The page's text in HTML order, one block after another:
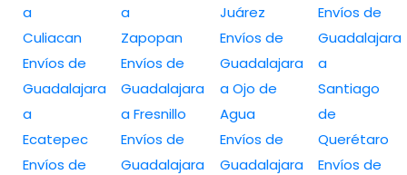
a
Culiacan
Envíos de
Guadalajara
a
Ecatepec
Envíos de
a
Zapopan
Envíos de
Guadalajara
a Fresnillo
Envíos de
Guadalajara
Juárez
Envíos de
Guadalajara
a Ojo de
Agua
Envíos de
Guadalajara
Envíos de
Guadalajara
a
Santiago
de
Querétaro
Envíos de